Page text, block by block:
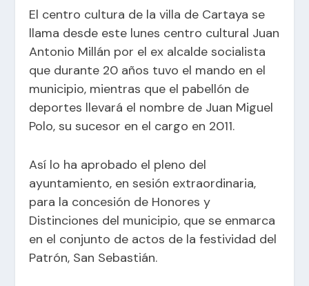
El centro cultura de la villa de Cartaya se
llama desde este lunes centro cultural Juan
Antonio Millán por el ex alcalde socialista
que durante 20 años tuvo el mando en el
municipio, mientras que el pabellón de
deportes llevará el nombre de Juan Miguel
Polo, su sucesor en el cargo en 2011.
Así lo ha aprobado el pleno del
ayuntamiento, en sesión extraordinaria,
para la concesión de Honores y
Distinciones del municipio, que se enmarca
en el conjunto de actos de la festividad del
Patrón, San Sebastián.